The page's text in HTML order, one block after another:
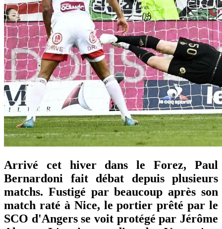
Arrivé cet hiver dans le Forez, Paul
Bernardoni fait débat depuis plusieurs
matchs. Fustigé par beaucoup après son
match raté à Nice, le portier prêté par le
SCO d'Angers se voit protégé par Jérôme